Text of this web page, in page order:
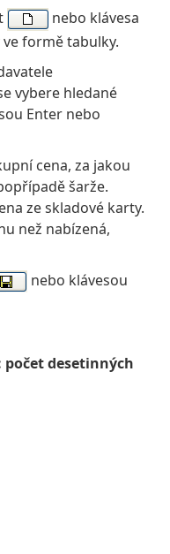
nebo klávesa
ve formě tabulky.
vybere hledané
Enter nebo
cena, za jakou
šarže.
ze skladové karty.
než nabízená,
nebo klávesou
počet desetinných